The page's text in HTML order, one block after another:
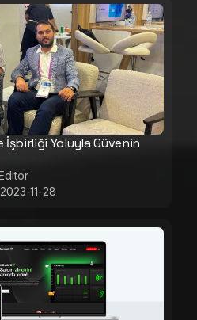
Yoluyla Güvenin
2023-11-28